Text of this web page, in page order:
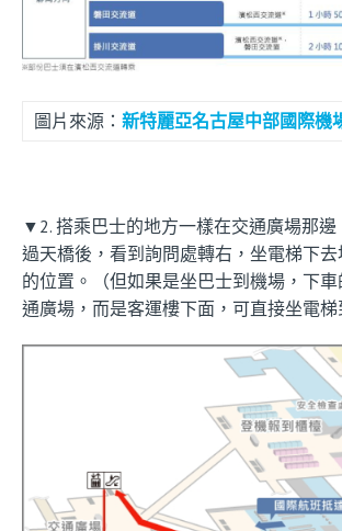
圖片來源： 新特麗亞名古屋中部國際機
▼2. 搭乘巴士的地方一樣在交通廣場那
過天橋後，看到詢問處轉右，坐電梯下
的位置。（但如果是坐巴士到機場，下
通廣場，而是客運樓下面，可直接坐電梯